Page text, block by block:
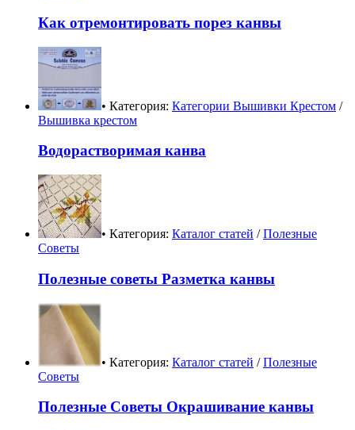
Как отремонтировать порез канвы
• Категория: Категории Вышивки Крестом /
Вышивка крестом
Водорастворимая канва
• Категория: Каталог статей /Полезные
Советы
Полезные советы Разметка канвы
• Категория: Каталог статей /Полезные
Советы
Полезные Советы Окрашивание канвы